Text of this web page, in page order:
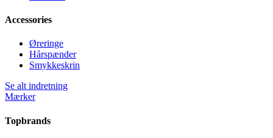
Accessories
Øreringe
Hårspænder
Smykkeskrin
Se alt indretning
Mærker
Topbrands